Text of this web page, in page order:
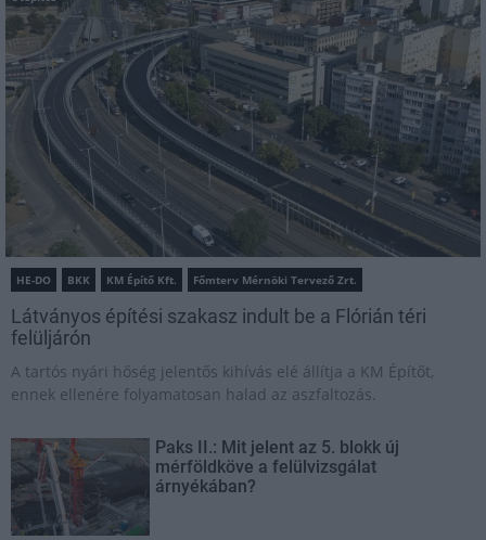
HE-DO BKK KM Építő Kft. Főmterv Mérnöki Tervező Zrt.
Látványos építési szakasz indult be a Flórián téri
felüljárón
A tartós nyári hőség jelentős kihívás elé állítja a KM Építőt,
ennek ellenére folyamatosan halad az aszfaltozás.
Paks II.: Mit jelent az 5. blokk új
mérföldköve a felülvizsgálat
árnyékában?